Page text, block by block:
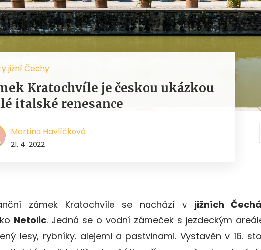
jižní Čechy
Kratochvíle je českou ukázkou
italské renesance
Martina Havlíčková
21. 4. 2022
zámek Kratochvíle se nachází v jižních
Netolic. Jedná se o vodní zámeček s jezdeckým
lesy, rybníky, alejemi a pastvinami.Vystavěn v 16.